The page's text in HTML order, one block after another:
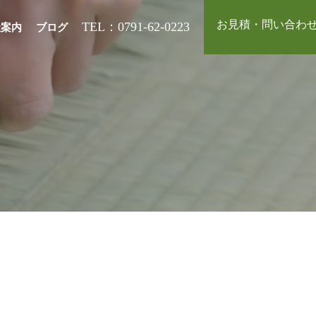
内 ブログ TEL：0791-62-0223 お見積・問い合わ